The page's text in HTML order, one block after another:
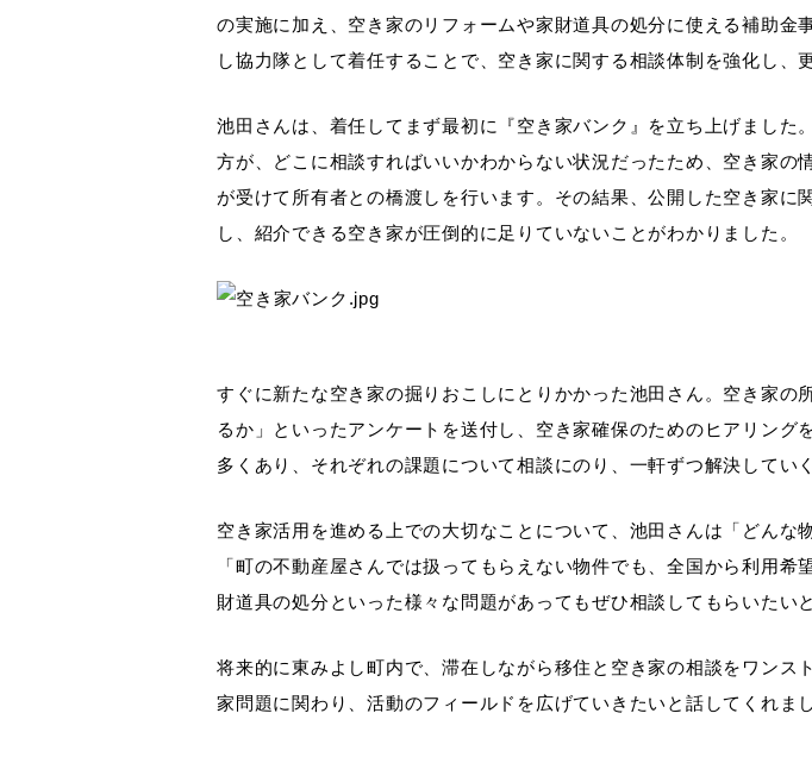
の実施に加え、空き家のリフォームや家財道具の処分に使える補助
し協力隊として着任することで、空き家に関する相談体制を強化し、
池田さんは、着任してまず最初に『空き家バンク』を立ち上げまし
方が、どこに相談すればいいかわからない状況だったため、空き家
が受けて所有者との橋渡しを行います。その結果、公開した空き家
し、紹介できる空き家が圧倒的に足りていないことがわかりました。
すぐに新たな空き家の掘りおこしにとりかかった池田さん。空き家
るか」といったアンケートを送付し、空き家確保のためのヒアリン
多くあり、それぞれの課題について相談にのり、一軒ずつ解決してい
空き家活用を進める上での大切なことについて、池田さんは「どんな
「町の不動産屋さんでは扱ってもらえない物件でも、全国から利用
財道具の処分といった様々な問題があってもぜひ相談してもらいたい
将来的に東みよし町内で、滞在しながら移住と空き家の相談をワン
家問題に関わり、活動のフィールドを広げていきたいと話してくれまし